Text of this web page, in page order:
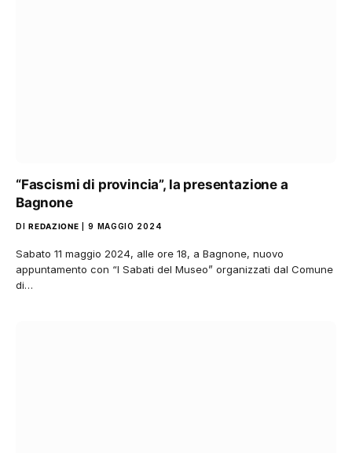
“Fascismi di provincia”, la presentazione a
Bagnone
DI REDAZIONE 9 MAGGIO 2024
Sabato 11 maggio 2024, alle ore 18, a Bagnone, nuovo
appuntamento con “I Sabati del Museo” organizzati dal Comune
di…